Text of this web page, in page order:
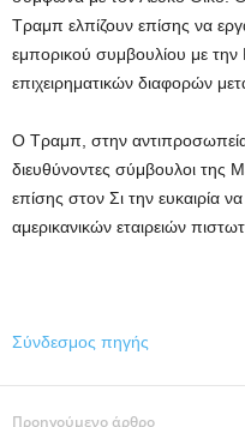
Τραμπ ελπίζουν επίσης να
εμπορικού συμβουλίου με την
επιχειρηματικών διαφορών
Ο Τραμπ, στην αντιπροσωπεία
διευθύνοντες σύμβουλοι της
επίσης στον Σι την ευκαιρία
αμερικανικών εταιρειών
Σύνδεσμος πηγής
Προηγούμενο άρθρο